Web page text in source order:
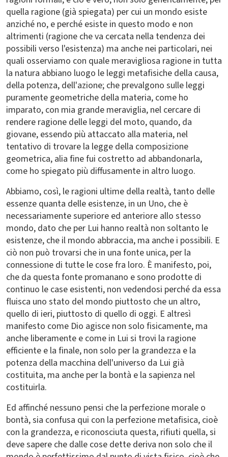
quella ragione (già spiegata) per cui un mondo esiste
anziché no, e perché esiste in questo modo e non
altrimenti (ragione che va cercata nella tendenza dei
possibili verso l'esistenza) ma anche nei particolari, nei
quali osserviamo con quale meravigliosa ragione in tutta
la natura abbiano luogo le leggi metafisiche della causa,
della potenza, dell'azione; che prevalgono sulle leggi
puramente geometriche della materia, come ho
imparato, con mia grande meraviglia, nel cercare di
rendere ragione delle leggi del moto, quando, da
giovane, essendo più attaccato alla materia, nel
tentativo di trovare la legge della composizione
geometrica, alia fine fui costretto ad abbandonarla,
come ho spiegato più diffusamente in altro luogo.
Abbiamo, così, le ragioni ultime della realtà, tanto delle
essenze quanta delle esistenze, in un Uno, che è
necessariamente superiore ed anteriore allo stesso
mondo, dato che per Lui hanno realtà non soltanto le
esistenze, che il mondo abbraccia, ma anche i possibili. E
ciò non può trovarsi che in una fonte unica, per la
connessione di tutte le cose fra loro. È manifesto, poi,
che da questa fonte promanano e sono prodotte di
continuo le case esistenti, non vedendosi perché da essa
fluisca uno stato del mondo piuttosto che un altro,
quello di ieri, piuttosto di quello di oggi. E altresì
manifesto come Dio agisce non solo fisicamente, ma
anche liberamente e come in Lui si trovi la ragione
efficiente e la finale, non solo per la grandezza e la
potenza della macchina dell'universo da Lui già
costituita, ma anche per la bontà e la sapienza nel
costituirla.
Ed affinché nessuno pensi che la perfezione morale o
bontà, sia confusa qui con la perfezione metafisica, cioè
con la grandezza, e riconosciuta questa, rifiuti quella, si
deve sapere che dalle cose dette deriva non solo che il